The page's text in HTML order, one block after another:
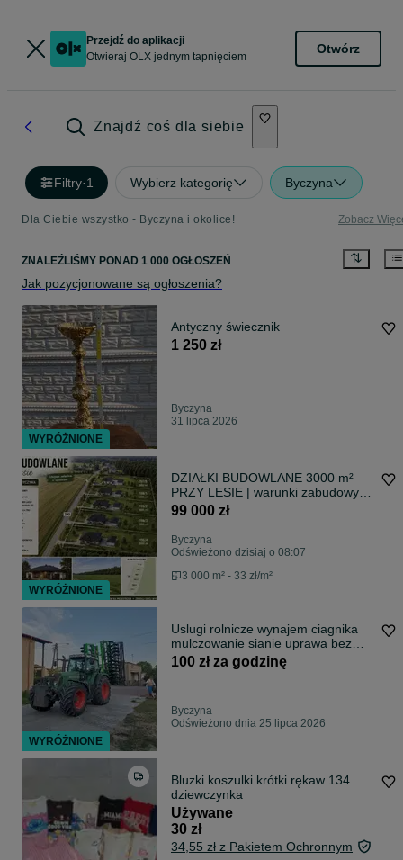
Przejdź do aplikacji
Otwieraj OLX jednym tapnięciem
Otwórz
Znajdź coś dla siebie
Filtry·1 Wybierz kategorię Byczyna
Dla Ciebie wszystko - Byczyna i okolice! Zobacz
ZNALEŹLIŚMY PONAD 1 000 OGŁOSZEŃ
Jak pozycjonowane są ogłoszenia?
Antyczny świecznik
1 250 zł
Byczyna
31 lipca 2026
DZIAŁKI BUDOWLANE 3000 m²
PRZY LESIE | warunki zabudowy |
byczyna /miechowa
99 000 zł
Byczyna
Odświeżono dzisiaj o 08:07
3 000 m² - 33 zł/m²
Uslugi rolnicze wynajem ciagnika
mulczowanie sianie uprawa bez
orkowa
100 zł za godzinę
Byczyna
Odświeżono dnia 25 lipca 2026
Bluzki koszulki krótki rękaw 134
dziewczynka
Używane
30 zł
34,55 zł z Pakietem Ochronnym
WYRÓŻNIONE
WYRÓŻNIONE
WYRÓŻNIONE